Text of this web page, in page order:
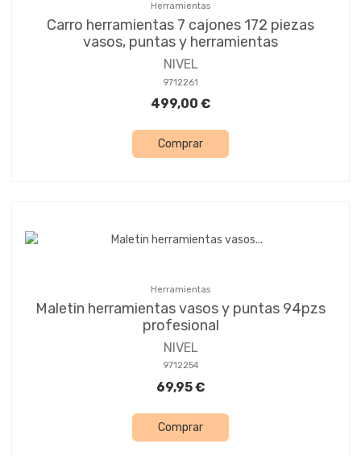
Herramientas
Carro herramientas 7 cajones 172 piezas
vasos, puntas y herramientas
NIVEL
9712261
499,00 €
Comprar
Herramientas
Maletin herramientas vasos y puntas 94pzs
profesional
NIVEL
9712254
69,95 €
Comprar